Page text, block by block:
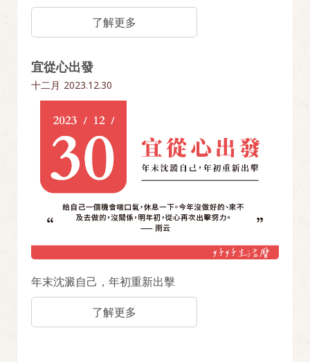
了解更多
宜從心出發
十二月 2023.12.30
年末沈澱自己，年初重新出擊
了解更多